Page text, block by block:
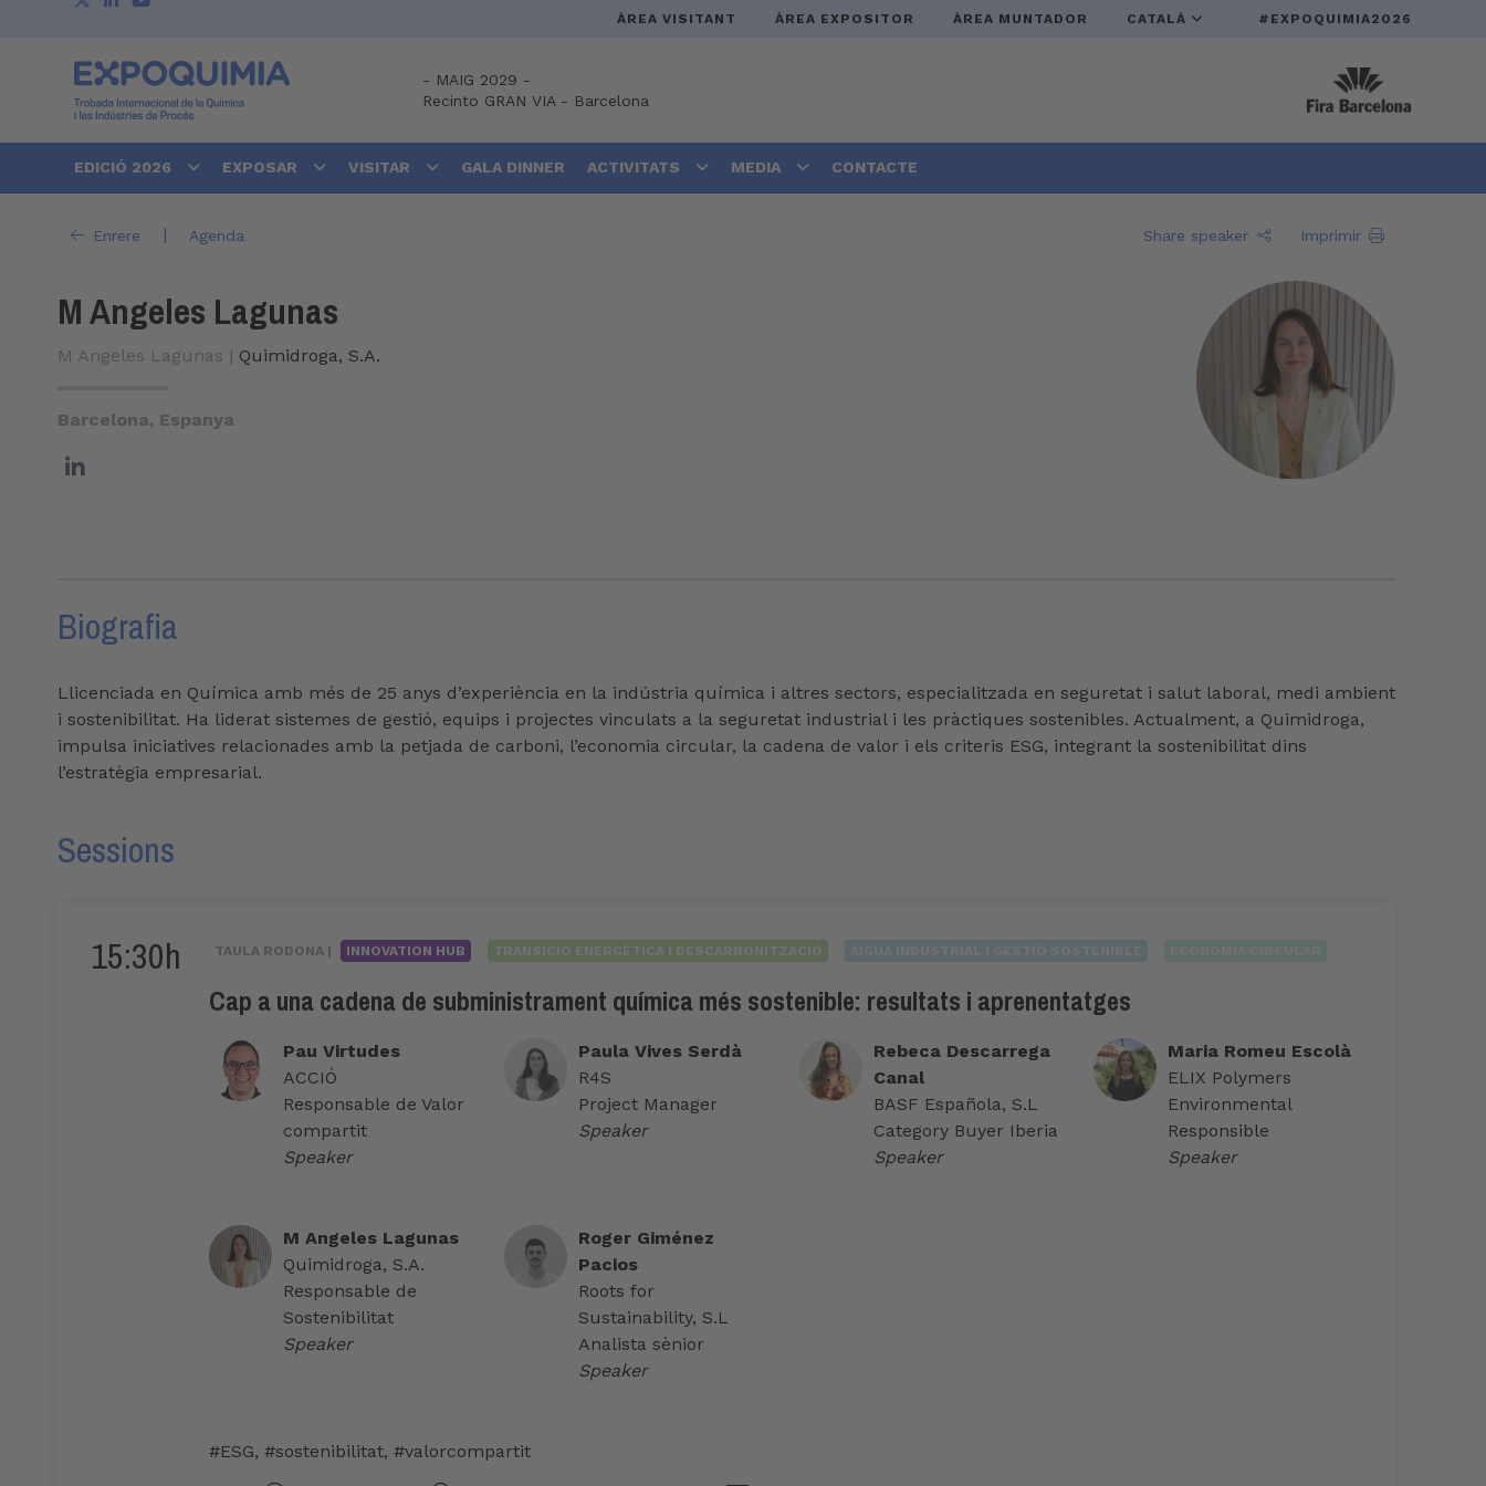
ÀREA VISITANT ÀREA EXPOSITOR ÀREA MUNTADOR CATALÀ #EXPOQUIMIA2026
- MAIG 2029 -
Recinto GRAN VIA- Barcelona
EDICIÓ 2026 EXPOSAR VISITAR GALA DINNER ACTIVITATS MEDIA CONTACTE
Enrere | Agenda Share speaker Imprimir
M Angeles Lagunas
M Angeles Lagunas | Quimidroga, S.A.
Barcelona, Espanya
Biografia
Llicenciada en Química amb més de 25 anys d’experiència en la indústria química i altres sectors, especialitzada en seguretat i salut laboral, medi ambient
i sostenibilitat. Ha liderat sistemes de gestió, equips i projectes vinculats a la seguretat industrial i les pràctiques sostenibles. Actualment, a Quimidroga,
impulsa iniciatives relacionades amb la petjada de carboni, l’economia circular, la cadena de valor i els criteris ESG, integrant la sostenibilitat dins
l’estratègia empresarial.
Sessions
15:30h TAULA RODONA | INNOVATION HUB TRANSICIÓ ENERGÈTICA I DESCARBONITZACIÓ
Cap a una cadena de subministrament química més sostenible: resultats i aprenentatges
Pau Virtudes
ACCIÓ
Responsable de Valor
compartit
Speaker
Paula Vives Serdà
R4S
Project Manager
Speaker
Rebeca Descarrega
Canal
BASF Española, S.L
Category Buyer Iberia
Speaker
Maria Romeu Escolà
ELIX Polymers
Environmental
Responsible
Speaker
M Angeles Lagunas
Quimidroga, S.A.
Responsable de
Sostenibilitat
Speaker
Roger Giménez
Pacios
Roots for
Sustainability, S.L
Analista sènior
Speaker
#ESG, #sostenibilitat, #valorcompartit